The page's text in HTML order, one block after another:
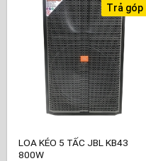
Trả góp
LOA KÉO 5 TẤC JBL KB43
800W